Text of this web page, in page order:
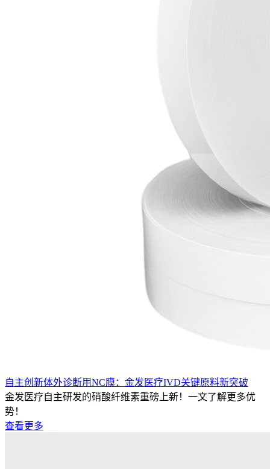
自主创新体外诊断用NC膜：金发医疗IVD关键原料新突破
金发医疗自主研发的硝酸纤维素重磅上新！一文了解更多优
势！
查看更多